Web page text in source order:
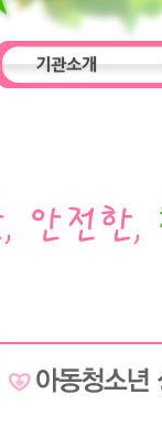
기관소개